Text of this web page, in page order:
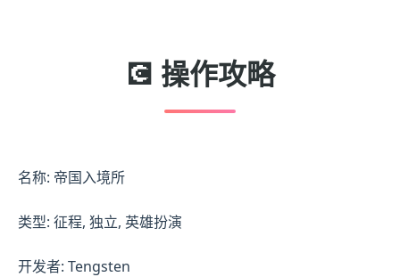
💽 操作攻略
名称: 帝国入境所
类型: 征程, 独立, 英雄扮演
开发者: Tengsten